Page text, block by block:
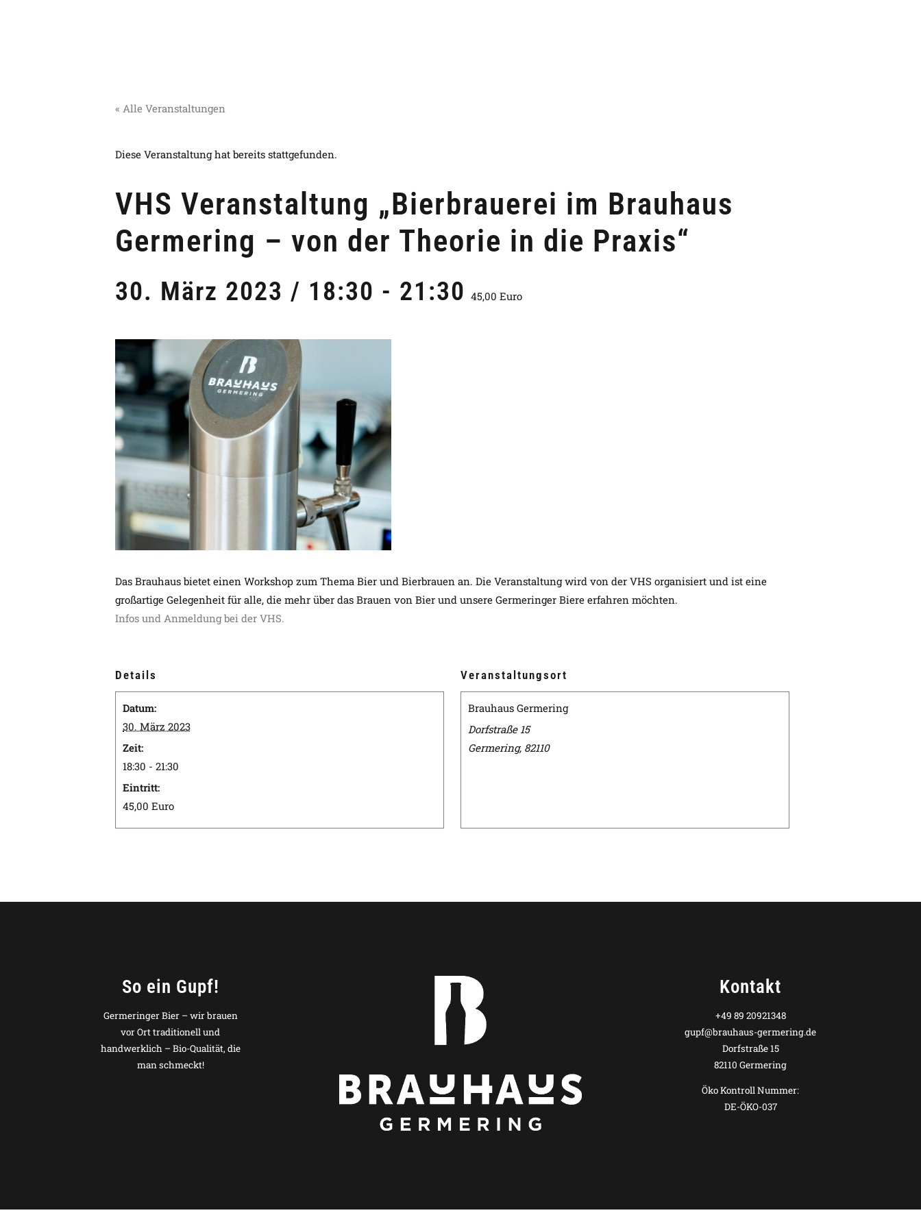
« Alle Veranstaltungen
Diese Veranstaltung hat bereits stattgefunden.
VHS Veranstaltung „Bierbrauerei im Brauhaus
Germering – von der Theorie in die Praxis“
30. März 2023 / 18:30 - 21:30 45,00 Euro
Das Brauhaus bietet einen Workshop zum Thema Bier und Bierbrauen an. Die Veranstaltung wird von der VHS organisiert und ist eine
großartige Gelegenheit für alle, die mehr über das Brauen von Bier und unsere Germeringer Biere erfahren möchten.
Infos und Anmeldung bei der VHS.
Details
Datum:
30. März 2023
Zeit:
18:30 - 21:30
Eintritt:
45,00 Euro
Veranstaltungsort
Brauhaus Germering
Dorfstraße 15
Germering, 82110
So ein Gupf!
Germeringer Bier – wir brauen
vor Ort traditionell und
handwerklich – Bio-Qualität, die
man schmeckt!
Kontakt
+49 89 20921348
gupf@brauhaus-germering.de
Dorfstraße 15
82110 Germering
Öko Kontroll Nummer:
DE-ÖKO-037